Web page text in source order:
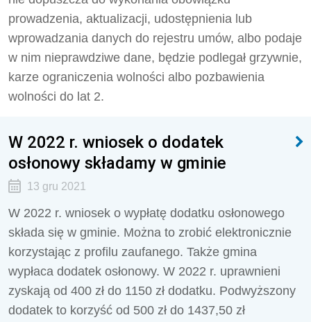
prowadzenia, aktualizacji, udostępnienia lub
wprowadzania danych do rejestru umów, albo podaje
w nim nieprawdziwe dane, będzie podlegał grzywnie,
karze ograniczenia wolności albo pozbawienia
wolności do lat 2.
W 2022 r. wniosek o dodatek
osłonowy składamy w gminie
13 gru 2021
W 2022 r. wniosek o wypłatę dodatku osłonowego
składa się w gminie. Można to zrobić elektronicznie
korzystając z profilu zaufanego. Także gmina
wypłaca dodatek osłonowy. W 2022 r. uprawnieni
zyskają od 400 zł do 1150 zł dodatku. Podwyższony
dodatek to korzyść od 500 zł do 1437,50 zł